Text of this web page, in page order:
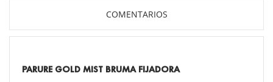
COMENTARIOS
PARURE GOLD MIST BRUMA FIJADORA